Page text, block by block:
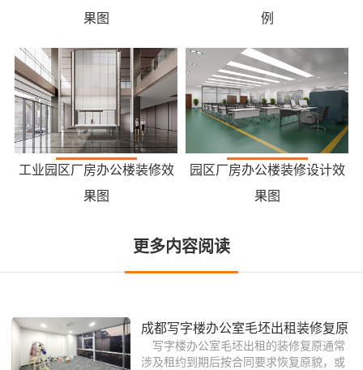
果图
例
工业园区厂房办公楼装修效
果图
园区厂房办公楼装修设计效
果图
更多内容阅读
成都写字楼办公室毛坯出租装修复原
写字楼办公室毛坯出租的装修复原通常
涉及租约到期后按合同要求恢复原貌，或